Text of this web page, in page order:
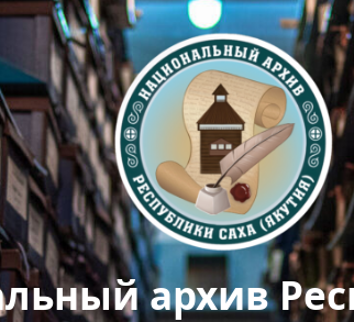
архив